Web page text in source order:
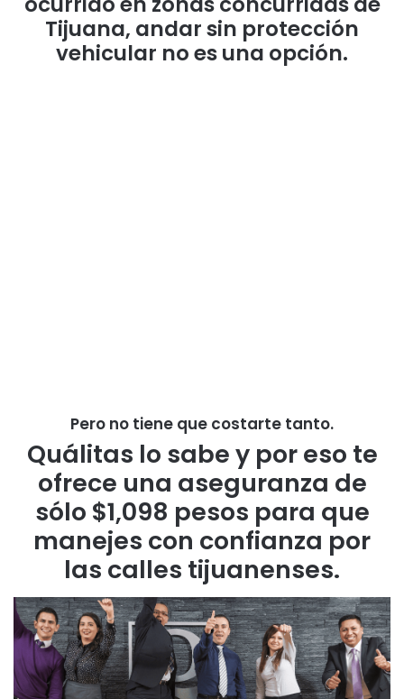
Tijuana, andar sin protección
vehicular no es una opción.
Pero no tiene que costarte tanto.
Quálitas lo sabe y por eso te
ofrece una aseguranza de
sólo $1,098 pesos para que
manejes con confianza por
las calles tijuanenses.